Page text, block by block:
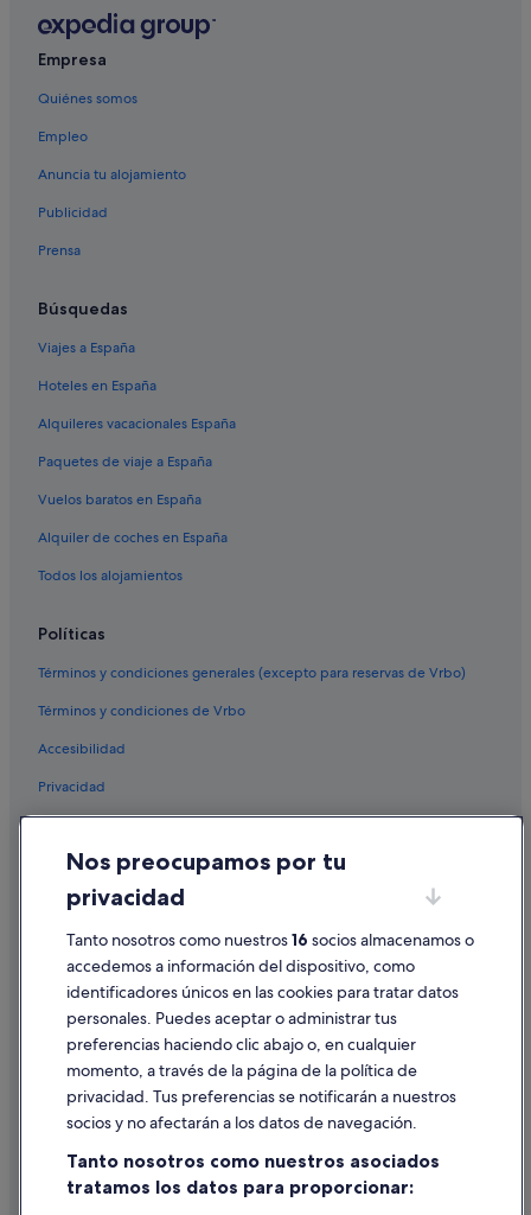
Condominios en Barreiros
Casas rurales en Barreiros
Hoteles de 4 estrellas en Barreiros
Casas privadas de vacaciones en Foz
Cabañas en San Pedro de Benquerencia
Apartamentos en San Pedro de Benquerencia
Hoteles con spa en Foz
Hoteles para familias en Foz
Hoteles de 5 estrellas en Foz
Hoteles que aceptan mascotas en Foz
Hoteles para familias en Barreiros
Hoteles cerca de Playa de A Rapadoira
Casas de campo en Barreiros
Hoteles con bar en Foz
Hoteles con spa en Barreiros
Pensiones en Foz
Apartamentos en Barreiros
Hoteles de 3 estrellas en Barreiros
Hoteles de 4 estrellas en Foz
Hoteles en la playa en Barreiros
Campings de caravanas en San Pedro de Benquerencia
Hoteles en la playa en Foz
Albergues en Foz
Hoteles de 3 estrellas en Foz
Casas privadas de vacaciones en San Pedro de Benquerencia
Hoteles cerca de Santo Estevo do Ermo
Empresa
Quiénes somos
Empleo
Anuncia tu alojamiento
Publicidad
Prensa
Búsquedas
Viajes a España
Hoteles en España
Alquileres vacacionales España
Paquetes de viaje a España
Vuelos baratos en España
Alquiler de coches en España
Todos los alojamientos
Políticas
Términos y condiciones generales (excepto para reservas de Vrbo)
Términos y condiciones de Vrbo
Accesibilidad
Privacidad
Condiciones de uso
Información legal/contacto
Pautas sobre el contenido y cómo denunciar contenido
Ayuda
Cancelar un vuelo
Cancelar una reserva de hotel o de un alquiler vacacional
Utilizar un cupón de Expedia
Nos preocupamos por tu
privacidad
Tanto nosotros como nuestros16 socios almacenamos o
accedemos a información del dispositivo, como
identificadores únicos en las cookies para tratar datos
personales. Puedes aceptar o administrar tus
preferencias haciendo clic abajo o, en cualquier
momento, a través de la página de la política de
privacidad. Tus preferencias se notificarán a nuestros
socios y no afectarán a los datos de navegación.
Tanto nosotros como nuestros asociados
tratamos los datos para proporcionar: